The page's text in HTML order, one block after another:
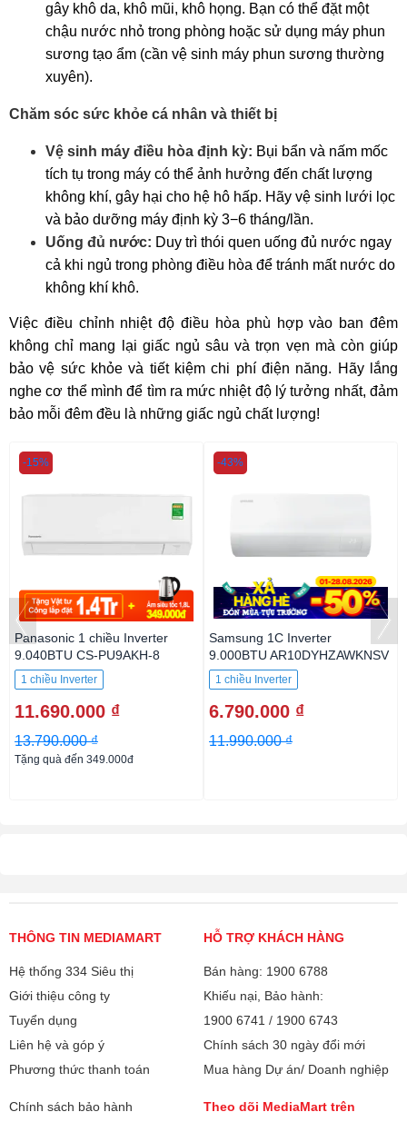
gây khô da, khô mũi, khô họng. Bạn có thể đặt một
chậu nước nhỏ trong phòng hoặc sử dụng máy phun
sương tạo ẩm (cần vệ sinh máy phun sương thường
xuyên).
Chăm sóc sức khỏe cá nhân và thiết bị
Vệ sinh máy điều hòa định kỳ: Bụi bẩn và nấm mốc
tích tụ trong máy có thể ảnh hưởng đến chất lượng
không khí, gây hại cho hệ hô hấp. Hãy vệ sinh lưới lọc
và bảo dưỡng máy định kỳ 3−6 tháng/lần.
Uống đủ nước: Duy trì thói quen uống đủ nước ngay
cả khi ngủ trong phòng điều hòa để tránh mất nước do
không khí khô.
Việc điều chỉnh nhiệt độ điều hòa phù hợp vào ban đêm
không chỉ mang lại giấc ngủ sâu và trọn vẹn mà còn giúp
bảo vệ sức khỏe và tiết kiệm chi phí điện năng. Hãy lắng
nghe cơ thể mình để tìm ra mức nhiệt độ lý tưởng nhất, đảm
bảo mỗi đêm đều là những giấc ngủ chất lượng!
Panasonic 1 chiều Inverter
9.040BTU CS-PU9AKH-8
1 chiều Inverter
11.690.000 ₫
13.790.000 ₫
-15%
Tặng quà đến 349.000đ
Samsung 1C Inverter
9.000BTU AR10DYHZAWKNSV
1 chiều Inverter
6.790.000 ₫
11.990.000 ₫
-43%
THÔNG TIN MEDIAMART
Hệ thống 334 Siêu thị
Giới thiệu công ty
Tuyển dụng
Liên hệ và góp ý
Phương thức thanh toán
HỖ TRỢ KHÁCH HÀNG
Bán hàng: 1900 6788
Khiếu nại, Bảo hành:
1900 6741 / 1900 6743
Chính sách 30 ngày đổi mới
Mua hàng Dự án/ Doanh nghiệp
Chính sách bảo hành Theo dõi MediaMart trên